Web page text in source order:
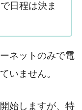
日程は決ま
ネットのみで電
いません。
始しますが、特